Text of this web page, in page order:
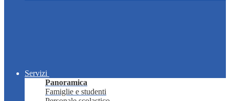
Servizi
Panoramica
Famiglie e studenti